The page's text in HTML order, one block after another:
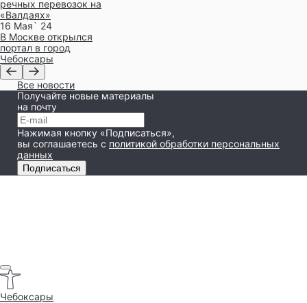
речных перевозок на
«Валдаях»
16 Мая` 24
В Москве открылся
портал в город
Чебоксары
Все новости
Получайте новые материалы
на почту
Нажимая кнопку «Подписаться»,
вы соглашаетесь с политикой обработки персональных
данных
Подписаться
Чебоксары